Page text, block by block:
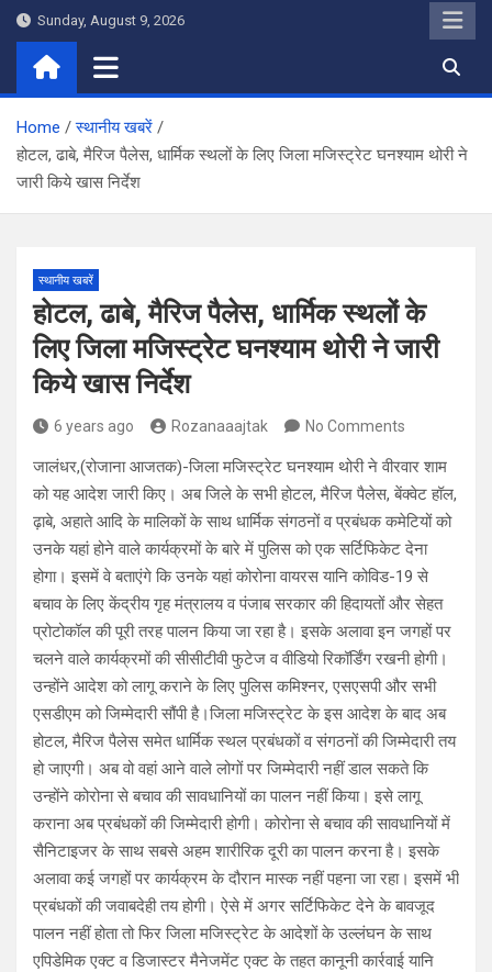
Skip
content
Sunday, August 9, 2026
Home
स्थानीय खबरें
होटल, ढाबे, मैरिज पैलेस, धार्मिक स्थलों के लिए जिला मजिस्ट्रेट घनश्याम थोरी ने
जारी किये खास निर्देश
स्थानीय खबरें
होटल, ढाबे, मैरिज पैलेस, धार्मिक स्थलों के
लिए जिला मजिस्ट्रेट घनश्याम थोरी ने जारी
किये खास निर्देश
6 years ago Rozanaaajtak No Comments
जालंधर,(रोजाना आजतक)-जिला मजिस्ट्रेट घनश्याम थोरी ने वीरवार शाम
को यह आदेश जारी किए। अब जिले के सभी होटल, मैरिज पैलेस, बेंक्वेट हॉल,
ढ़ाबे, अहाते आदि के मालिकों के साथ धार्मिक संगठनों व प्रबंधक कमेटियों को
उनके यहां होने वाले कार्यक्रमों के बारे में पुलिस को एक सर्टिफिकेट देना
होगा। इसमें वे बताएंगे कि उनके यहां कोरोना वायरस यानि कोविड-19 से
बचाव के लिए केंद्रीय गृह मंत्रालय व पंजाब सरकार की हिदायतों और सेहत
प्रोटोकॉल की पूरी तरह पालन किया जा रहा है। इसके अलावा इन जगहों पर
चलने वाले कार्यक्रमों की सीसीटीवी फुटेज व वीडियो रिकॉर्डिंग रखनी होगी।
उन्होंने आदेश को लागू कराने के लिए पुलिस कमिश्नर, एसएसपी और सभी
एसडीएम को जिम्मेदारी सौंपी है।जिला मजिस्ट्रेट के इस आदेश के बाद अब
होटल, मैरिज पैलेस समेत धार्मिक स्थल प्रबंधकों व संगठनों की जिम्मेदारी तय
हो जाएगी। अब वो वहां आने वाले लोगों पर जिम्मेदारी नहीं डाल सकते कि
उन्होंने कोरोना से बचाव की सावधानियों का पालन नहीं किया। इसे लागू
कराना अब प्रबंधकों की जिम्मेदारी होगी। कोरोना से बचाव की सावधानियों में
सैनिटाइजर के साथ सबसे अहम शारीरिक दूरी का पालन करना है। इसके
अलावा कई जगहों पर कार्यक्रम के दौरान मास्क नहीं पहना जा रहा। इसमें भी
प्रबंधकों की जवाबदेही तय होगी। ऐसे में अगर सर्टिफिकेट देने के बावजूद
पालन नहीं होता तो फिर जिला मजिस्ट्रेट के आदेशों के उल्लंघन के साथ
एपिडेमिक एक्ट व डिजास्टर मैनेजमेंट एक्ट के तहत कानूनी कार्रवाई यानि